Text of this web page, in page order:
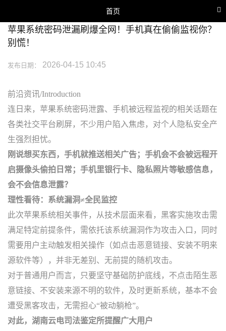
首页
网站首页
鉴定团队
联系我们
苹果系统密码泄漏刷爆全网！手机真在偷偷监视你？
别慌！
发布日期： 2026-04-15 10:45
前沿资讯/Introduction
连日来，苹果系统密码泄露、手机被远程监视的相关话题在
各类社交平台刷屏，不少用户陷入焦虑，对个人隐私安全产
生强烈担忧。
刚说想买东西，手机就推送相关广告；手机会不会被远程开
启摄像头偷拍日常；手机里银行卡、隐私照片等敏感信息，
会不会信息泄露？
理性看待：系统漏洞≠全民监控
此次苹果系统相关事件，从技术层面来看，黑客实施攻击需
满足特定前提条件，需依托该系统漏洞作为攻击入口，同时
需要用户主动触发相关操作（如点击恶意链接、安装不明来
源软件等），并非无差别、无前提的随机攻击。
对于普通用户而言，只要坚守基础防护底线，不点击陌生恶
意链接、不安装来源不明的软件，及时更新系统，基本不会
遭受黑客攻击，无需担心“被动躺枪”。
对此，湖南云电司法鉴定所提醒广大用户